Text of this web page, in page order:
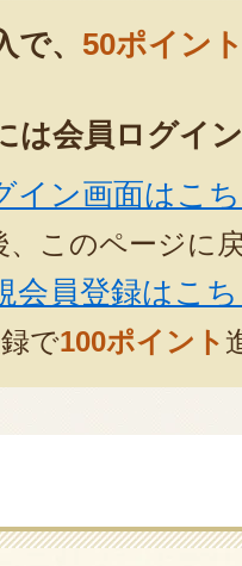
、 50ポイン
は会員ログイ
イン画面はこ
、このページに
会員登録はこ
録で100ポイント